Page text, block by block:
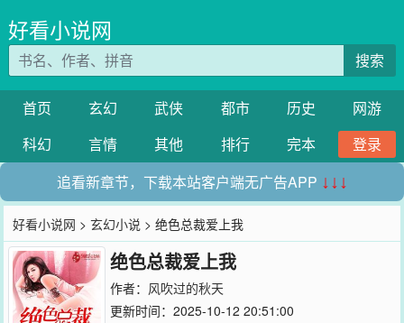
好看小说网
搜索
首页 玄幻 武侠 都市 历史
网游
科幻
言情 其他 排行 完本
登录
追看新章节，下载本站客户端无广告APP ↓↓↓
好看小说网 >玄幻小说 > 绝色总裁爱上我
绝色总裁爱上我
作者： 风吹过的秋天
更新时间：2025-10-12 20:51:00